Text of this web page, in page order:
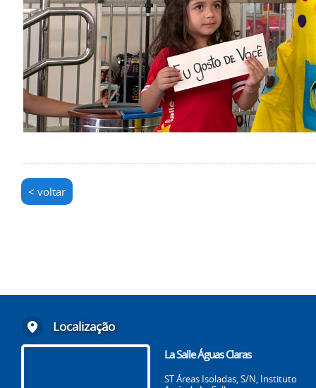
< voltar
Localização
La Salle Águas Claras
ST Áreas Isoladas, S/N, Instituto